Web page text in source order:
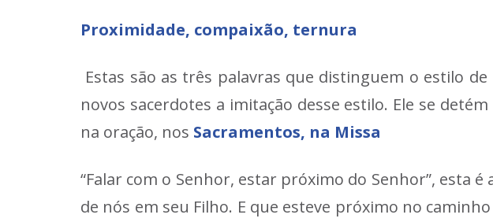
Proximidade, compaixão, ternura
Estas são as três palavras que distinguem o estilo
novos sacerdotes a imitação desse estilo. Ele se
na oração, nos Sacramentos, na Missa
“Falar com o Senhor, estar próximo do Senhor”, esta
de nós em seu Filho. E que esteve próximo no